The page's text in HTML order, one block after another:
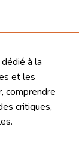
à la
et les
comprendre
critiques,